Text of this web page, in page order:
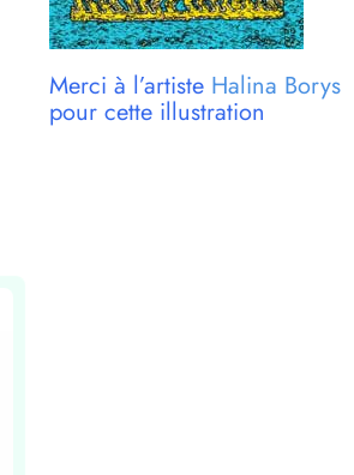
Merci à l’artiste Halina Borys
pour cette illustration